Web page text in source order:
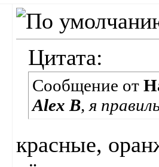
Цитата:
Сообщение от
Alex B, я
красные,